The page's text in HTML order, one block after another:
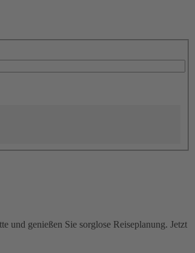
und genießen Sie sorglose Reiseplanung. Jetzt